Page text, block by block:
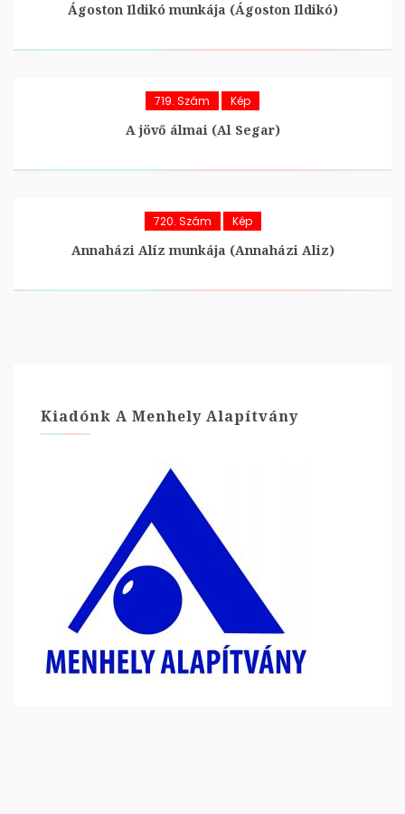
Ágoston Ildikó munkája (Ágoston Ildikó)
719. Szám Kép
A jövő álmai (Al Segar)
720. Szám Kép
Annaházi Alíz munkája (Annaházi Aliz)
Kiadónk A Menhely Alapítvány